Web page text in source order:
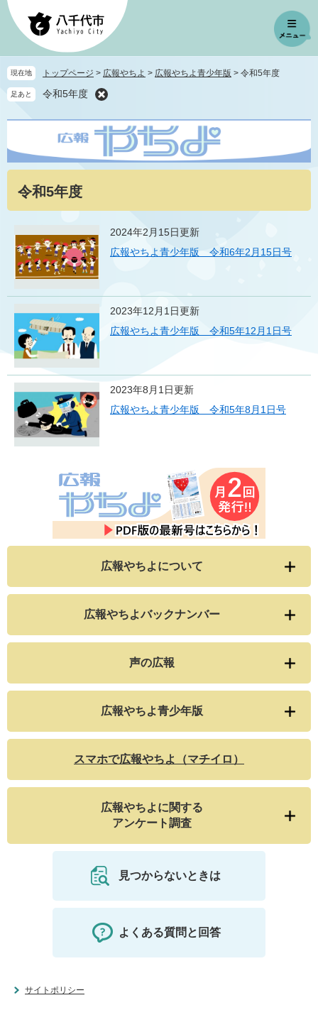
ペ
先
頭
メ
を
飛
へ
現在地 トップページ > 広報やちよ > 広報やちよ青少年版 > 令和5年度
足あと 令和5年度
令和5年度
2024年2月15日更新
広報やちよ青少年版 令和6年2月15日号
2023年12月1日更新
広報やちよ青少年版 令和5年12月1日号
2023年8月1日更新
広報やちよ青少年版 令和5年8月1日号
広報やちよについて
広報やちよバックナンバー
声の広報
広報やちよ青少年版
スマホで広報やちよ（マチイロ）
広報やちよに関する
アンケート調査
見つからないときは
よくある質問と回答
サイトポリシー